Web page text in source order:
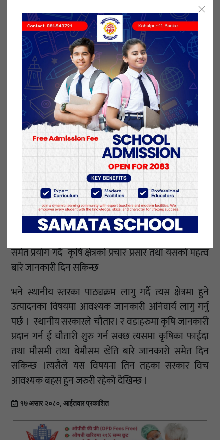
अर्ब ६३ करोड ४७ लाख रुपैयाँको ७ लाख २४ हजार ५७४
मेट्रिक टन धान चामल आयात गरेको धानचामल आयात गरेको
छ तथ्यांक छ । यस तथ्याकंले पनि हामी कृषि क्षेत्रमा कुन
स्थानमा रहेका छौँ भन्ने मापन गर्न सकिन्छ ,त्यसैले
तिन तहका सरकार विचको समन्वय र कृषि सम्भावनाहरुको
अध्ययनले कृषि क्षेत्रको विकास गर्न सकिन्छ । सरकारले
बनाउने नीति तथा बजेटमा कूल बजेटको ५० प्रतिशत
उत्पादनका क्षत्रेमा मात्र नीति तथा बजेट कायान्वय गर्न सके
बर्षेनी चामल र धान मात्र आयात गर्न रोक्न सकियो भने बार्षिक
झन्डै ४६ अर्बको बचत गर्न सकिन्छ ।
त्यसै नागरिक अभियान शुरुवात तथा बाजो जमिनहरुमा समेत
कृषि उत्पादन ह्रुको शुरुवात गर्न आवश्यक छ । त्यसका लागि
आवश्यक नीति निमार्ण गर्नाका लागि तिन तहका सरकार विच
समन्वय र सहकार्य भने अनिर्वाय आवश्यक छ । पछिल्लो
समय सामाजिक संजालहरुमा युवा बढ्दो लोकप्रिय लाई
समेत प्रयोग गर्दै कृषि क्षेत्रको प्रचार प्रसार तथा यसको महत्व
बारे जानकारी दिन सकिन्छ
भने स्थानीय स्तरका पाठ्यक्रम लागु गर्दै त्यस क्षेत्रमा हुने
उत्पादनका विषयमा आवश्यक जानकारी अनिवार्य लागु गर्नु
पर्छ । स्थानीय सरकारले चौतार। र वडाहरुमा कृषि जानकारी
प्रदान गर्न ई चौतारी शुरु गर्न सक्छ त्यसमा कृषिका फाईदा
तथा मौसमी तथा बेमौसम खेति बारे जानकारी समेत दिन
सकिन्छ ।त्यसैले यस विषयमा तिन तहका सरकार विच
आवश्यक बहस हुन जरुरी रहेको देखिन्छ ।
१७ असार २०८०, आईतवार प्रकाशित